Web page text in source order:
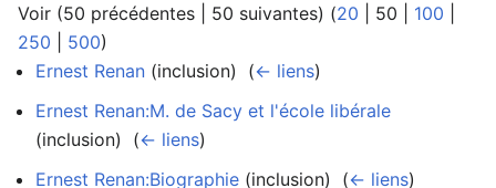
Voir (50 précédentes 50 suivantes) (20 50 100
250
500)
Ernest Renan (inclusion) ‎ (← liens)
Ernest Renan:M. de Sacy et l'école libérale
(inclusion) ‎ (← liens)
Ernest Renan:Biographie (inclusion) ‎ (← liens)